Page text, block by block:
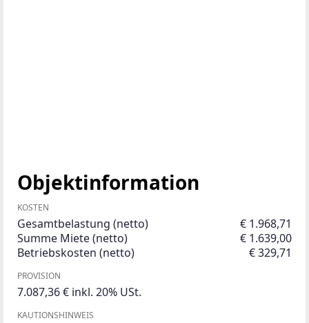
Objektinformation
KOSTEN
Gesamtbelastung (netto)
€ 1.968,71
Summe Miete (netto)
€ 1.639,00
Betriebskosten (netto)
€ 329,71
PROVISION
7.087,36 € inkl. 20% USt.
KAUTIONSHINWEIS